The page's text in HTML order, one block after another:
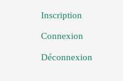
Inscription
Connexion
Déconnexion